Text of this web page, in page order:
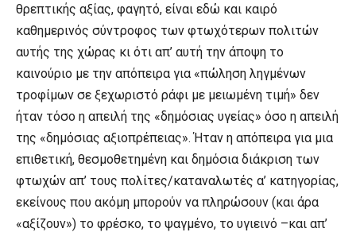
θρεπτικής αξίας, φαγητό, είναι εδώ και καιρό
καθημερινός σύντροφος των φτωχότερων πολιτών
αυτής της χώρας κι ότι απ’ αυτή την άποψη το
καινούριο με την απόπειρα για «πώληση ληγμένων
τροφίμων σε ξεχωριστό ράφι με μειωμένη τιμή» δεν
ήταν τόσο η απειλή της «δημόσιας υγείας» όσο η απειλή
της «δημόσιας αξιοπρέπειας». Ήταν η απόπειρα για μια
επιθετική, θεσμοθετημένη και δημόσια διάκριση των
φτωχών απ’ τους πολίτες/καταναλωτές α’ κατηγορίας,
εκείνους που ακόμη μπορούν να πληρώσουν (και άρα
«αξίζουν») το φρέσκο, το ψαγμένο, το υγιεινό –και απ’